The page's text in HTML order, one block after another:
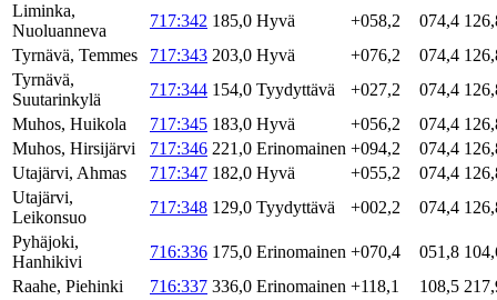
Liminka,
Nuoluanneva
717:342 185,0 Hyvä +058,2 074,4
Tyrnävä, Temmes
717:343 203,0 Hyvä +076,2 074,4
Tyrnävä,
Suutarinkylä
717:344 154,0 Tyydyttävä +027,2 074,4
Muhos, Huikola
717:345 183,0 Hyvä +056,2 074,4
Muhos, Hirsijärvi
717:346 221,0 Erinomainen +094,2 074,4
Utajärvi, Ahmas
717:347 182,0 Hyvä +055,2 074,4
Utajärvi,
Leikonsuo
717:348 129,0 Tyydyttävä +002,2 074,4
Pyhäjoki,
Hanhikivi
716:336 175,0 Erinomainen +070,4 051,8
Raahe, Piehinki
716:337 336,0 Erinomainen +118,1 108,5